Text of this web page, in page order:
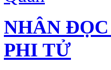
NHÂN
PHI TỬ